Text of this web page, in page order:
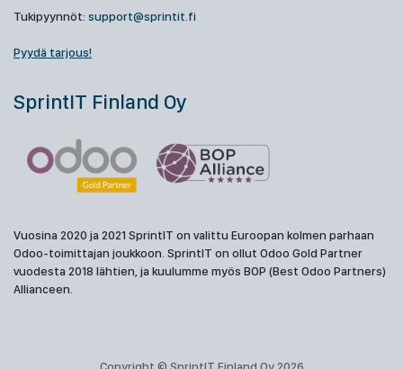
Tukipyynnöt: support@sprintit.fi
Pyydä tarjous!
SprintIT Finland Oy
Vuosina 2020 ja 2021 SprintIT on valittu Euroopan kolmen parhaan
Odoo-toimittajan joukkoon. SprintIT on ollut Odoo Gold Partner
vuodesta 2018 lähtien, ja kuulumme myös BOP (Best Odoo Partners)
Allianceen.
Copyright © SprintIT Finland Oy 2026